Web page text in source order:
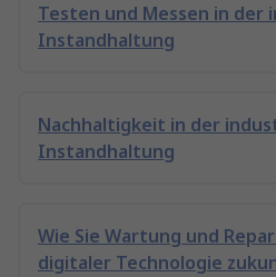
Testen und Messen in der
Instandhaltung
Nachhaltigkeit in der
Instandhaltung
Wie Sie Wartung und
digitaler Technologie